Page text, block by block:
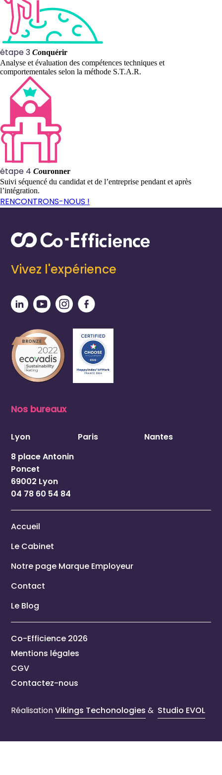
étape 3 Conquérir
Analyse et évaluation des compétences techniques et
comportementales selon la méthode S.T.A.R.
étape 4 Couronner
Suivi séquencé du candidat et de l’entreprise pendant et après
l’intégration.
RENCONTRONS-NOUS !
Vivez l'expérience
Nos bureaux
Lyon
8 place Antonin
Poncet
69002 Lyon
04 78 60 54 84
Paris Nantes
Accueil
Le Cabinet
Notre page Marque Employeur
Contact
Le Blog
Co-Efficience 2026
Mentions légales
CGV
Contactez-nous
RéalisationVikings Techonologies & Studio EVOL